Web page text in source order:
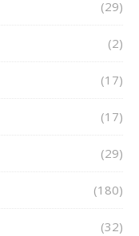
(29)
(2)
(17)
(17)
(29)
(180)
(32)